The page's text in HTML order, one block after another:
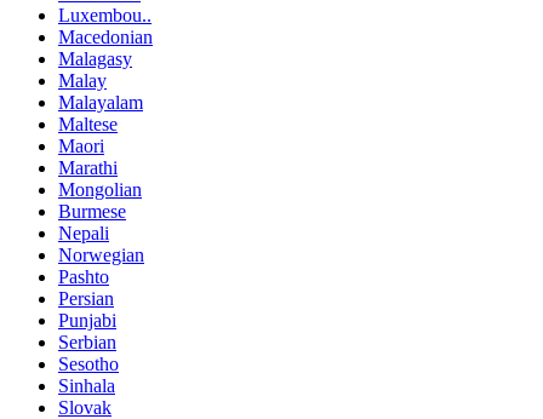
Luxembou..
Macedonian
Malagasy
Malay
Malayalam
Maltese
Maori
Marathi
Mongolian
Burmese
Nepali
Norwegian
Pashto
Persian
Punjabi
Serbian
Sesotho
Sinhala
Slovak